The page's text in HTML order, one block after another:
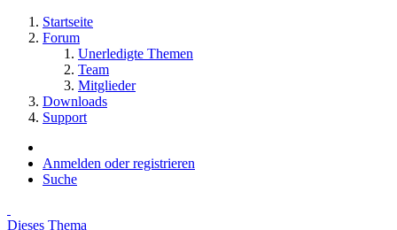
Startseite
Forum
Unerledigte Themen
Team
Mitglieder
Downloads
Support
Anmelden oder registrieren
Suche
Dieses Thema